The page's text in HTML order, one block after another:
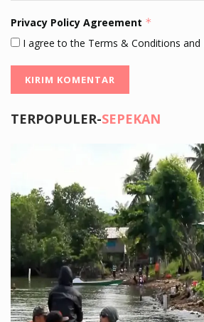
Privacy Policy Agreement *
I agree to the Terms & Conditions and
TERPOPULER-SEPEKAN